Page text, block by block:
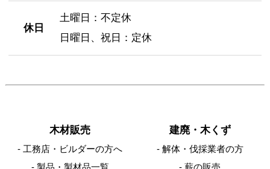
Mail
休日
土曜日：不定休
日曜日、祝日：定休
木材販売
工務店・ビルダーの方へ
建廃・木くず
解体・伐採業者の方